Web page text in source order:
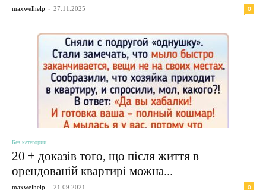
maxwelhelp - 27.11.2025 0
Без категории
20 + доказів того, що після життя в
орендованій квартирі можна...
maxwelhelp - 21.09.2021 0